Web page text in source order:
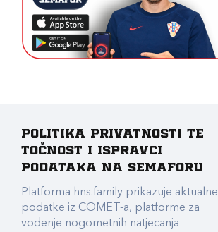
Politika privatnosti te
točnost i ispravci
podataka na Semaforu
Platforma hns.family prikazuje aktualne
podatke iz COMET-a, platforme za
vođenje nogometnih natjecanja